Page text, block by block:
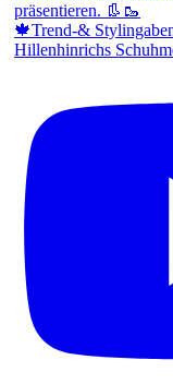
🍁Trend-&
Hillenhinrichs